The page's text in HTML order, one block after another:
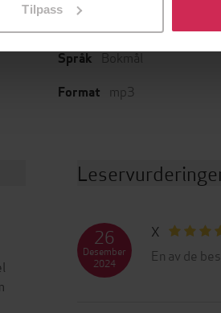
Tilpass
Språk Bokmål
Format mp3
X
En av de
26
Desember
2024